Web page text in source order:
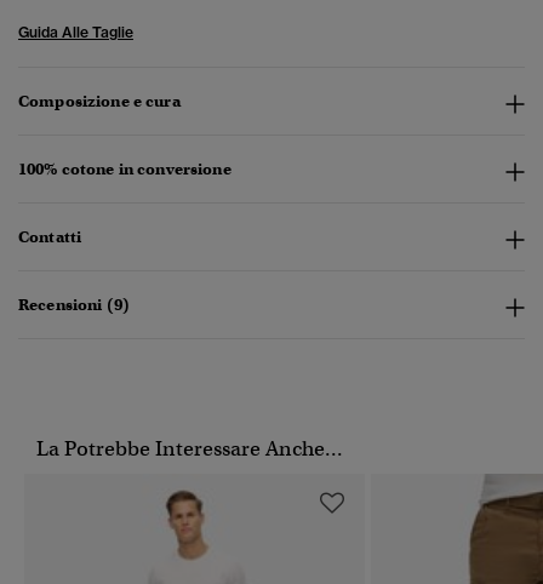
Guida Alle Taglie
Composizione e cura
100% cotone in conversione
Contatti
Recensioni (9)
La Potrebbe Interessare Anche...